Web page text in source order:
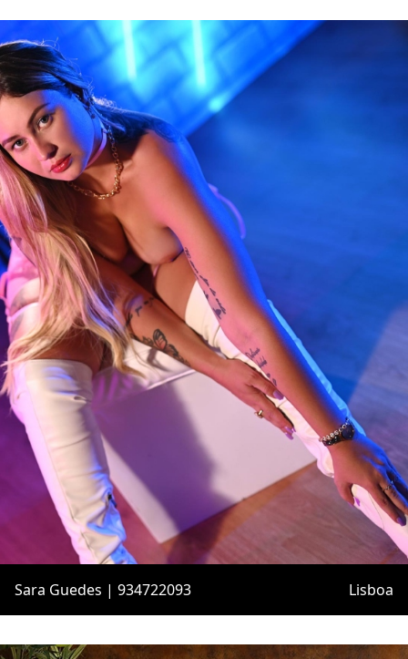
Sara Guedes | 934722093 Lisboa